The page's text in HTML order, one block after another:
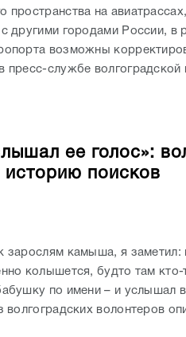
пространства на
с другими городами России, в
возможны
пресс-службе волгоградской
ее голос»:
историю поисков
зарослям камыша, я
колышется, будто там кто-
по имени – и услышал в
волгоградских волонтеров